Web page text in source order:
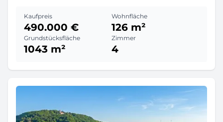
Kaufpreis
490.000 €
Wohnfläche
126 m²
Grundstücksfläche
1043 m²
Zimmer
4